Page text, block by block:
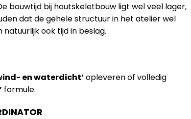
bouwtijd bij houtskeletbouw ligt wel veel lager,
dat de gehele structuur in het atelier wel
ook tijd in beslag.
en waterdicht’opleveren of volledig
formule.